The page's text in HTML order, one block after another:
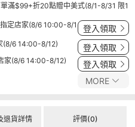
單滿$99+折20點贈中美式(8/1-8/31 限1
定店家(8/6 10:00-8/1
登入領取
(8/6 14:00-8/12) 登入領取
家(8/6 14:00-8/12) 登入領取
MORE
退貨詳情 評價(0)